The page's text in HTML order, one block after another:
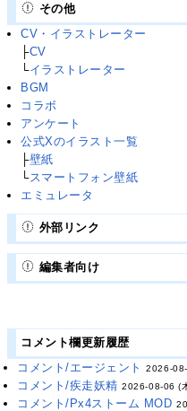
その他
CV・イラストレーター
├CV
└イラストレーター
BGM
コラボ
アンケート
公式Xのイラスト一覧
├壁紙
└スマートフォン壁紙
エミュレータ
外部リンク
編集者向け
コメント欄更新履歴
コメント/エージェント
2026-
コメント/疾走妖精 2026-08-06 (
コメント/Px4ストーム MOD